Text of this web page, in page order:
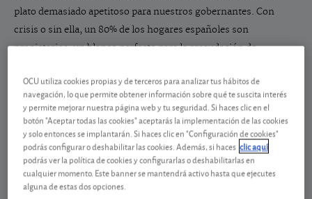
plato demasiado apetitoso para nuestros gobernantes. Con
crisis o sin ella, un 80% de los hogares españoles son
propietarios, un blanco perfecto para la recaudación de
Algunos actos son manifestaciones de riqueza que pueden
explicar la presencia de un impuesto, pero muchos otros tienen
menor justificación. La mera tenencia de una vivienda habitual
OCU utiliza cookies propias y de terceros para analizar tus hábitos de
navegación, lo que permite obtener información sobre qué te suscita interés
y permite mejorar nuestra página web y tu seguridad. Si haces clic en el
botón "Aceptar todas las cookies" aceptarás la implementación de las cookies
y solo entonces se implantarán. Si haces clic en "Configuración de cookies"
podrás configurar o deshabilitar las cookies. Además, si haces clic aquí
podrás ver la política de cookies y configurarlas o deshabilitarlas en
cualquier momento. Este banner se mantendrá activo hasta que ejecutes
alguna de estas dos opciones.